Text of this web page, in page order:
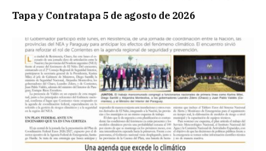
Tapa y Contratapa 5 de agosto de 2026